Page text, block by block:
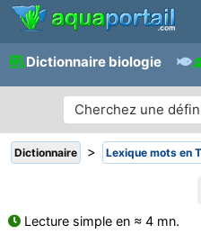
Dictionnaire biologie
Dictionnaire > Lexique mots en T
Lecture simple en ≈ 4 mn.